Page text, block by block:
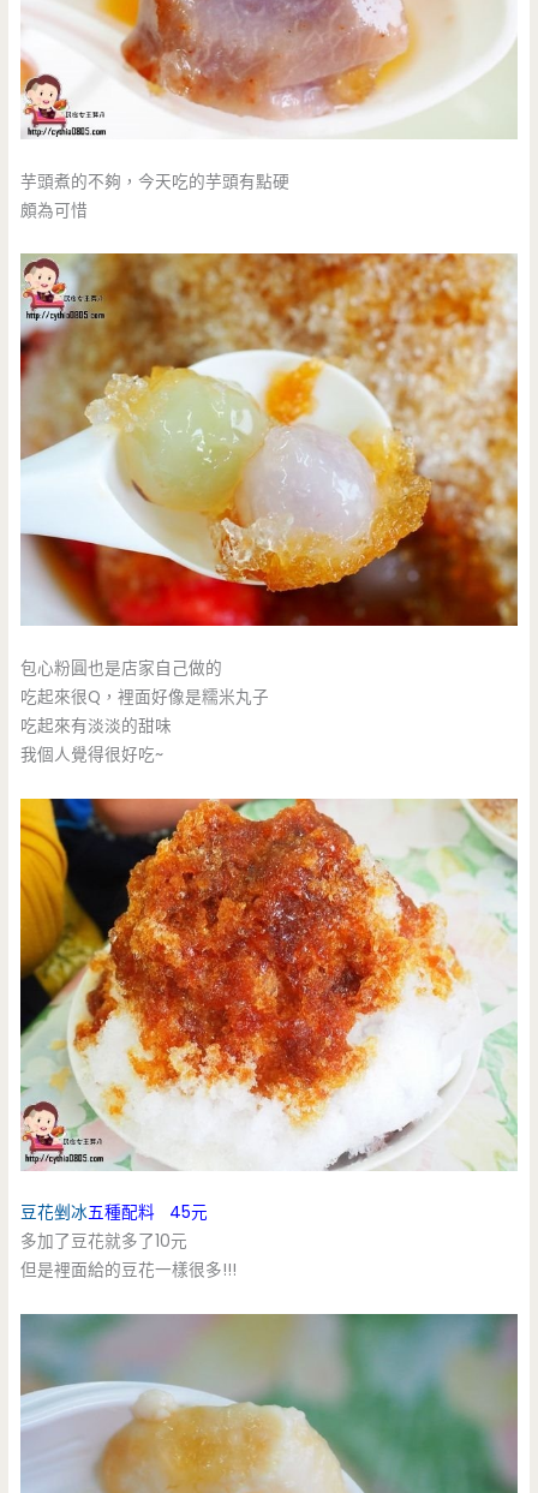
芋頭煮的不夠，今天吃的芋頭有點硬
頗為可惜
包心粉圓也是店家自己做的
吃起來很Q，裡面好像是糯米丸子
吃起來有淡淡的甜味
我個人覺得很好吃~
豆花剉冰五種配料 45元
多加了豆花就多了10元
但是裡面給的豆花一樣很多!!!